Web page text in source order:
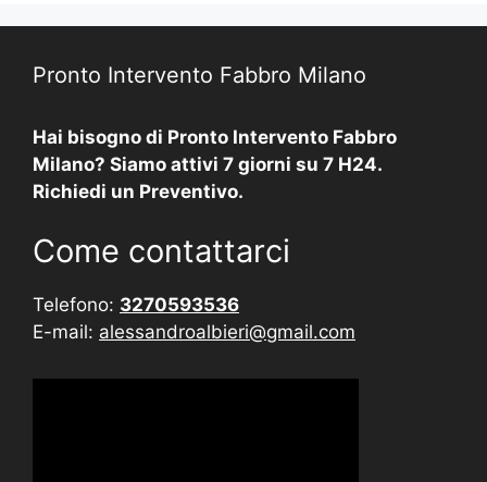
Pronto Intervento Fabbro Milano
Hai bisogno di Pronto Intervento Fabbro
Milano? Siamo attivi 7 giorni su 7 H24.
Richiedi un Preventivo.
Come contattarci
Telefono: 3270593536
E-mail: alessandroalbieri@gmail.com